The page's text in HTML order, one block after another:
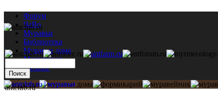
Форум
ЧаВо
Муравьи
Библиотека
Муравьи дома
Мастерская
Каталог
antclub.ru